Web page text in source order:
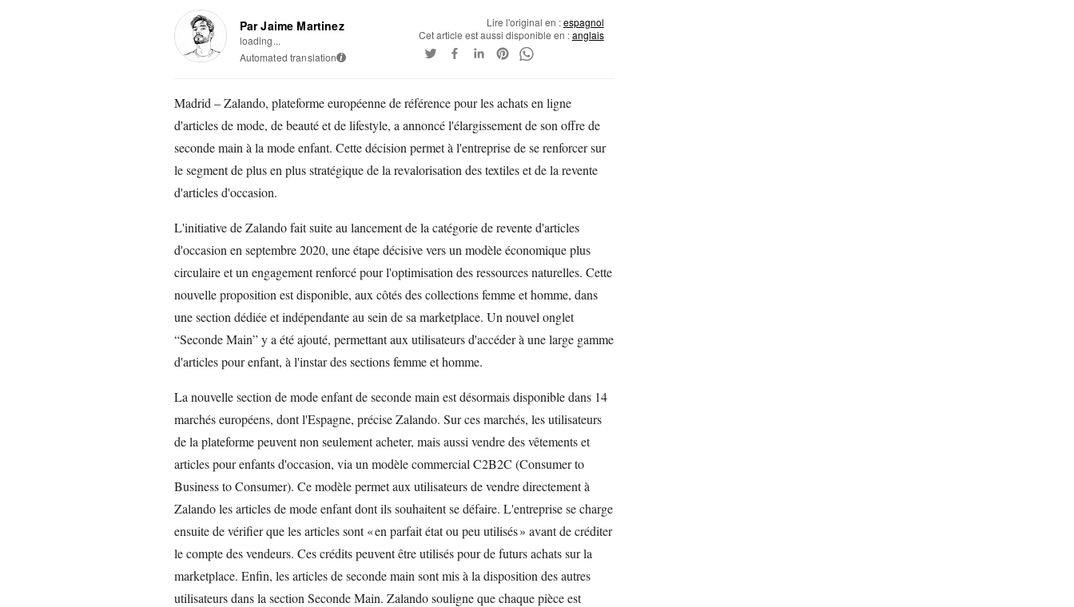
Par Jaime Martinez
loading...
Automated translation i
Lire l'original en :espagnol
Cet article est aussi disponible en :anglais
Madrid – Zalando, plateforme européenne de référence pour les achats en ligne
d'articles de mode, de beauté et de lifestyle, a annoncé l'élargissement de son offre de
seconde main à la mode enfant. Cette décision permet à l'entreprise de se renforcer sur
le segment de plus en plus stratégique de la revalorisation des textiles et de la revente
d'articles d'occasion.
L'initiative de Zalando fait suite au lancement de la catégorie de revente d'articles
d'occasion en septembre 2020, une étape décisive vers un modèle économique plus
circulaire et un engagement renforcé pour l'optimisation des ressources naturelles. Cette
nouvelle proposition est disponible, aux côtés des collections femme et homme, dans
une section dédiée et indépendante au sein de sa marketplace. Un nouvel onglet
“Seconde Main” y a été ajouté, permettant aux utilisateurs d'accéder à une large gamme
d'articles pour enfant, à l'instar des sections femme et homme.
La nouvelle section de mode enfant de seconde main est désormais disponible dans 14
marchés européens, dont l'Espagne, précise Zalando. Sur ces marchés, les utilisateurs
de la plateforme peuvent non seulement acheter, mais aussi vendre des vêtements et
articles pour enfants d'occasion, via un modèle commercial C2B2C (Consumer to
Business to Consumer). Ce modèle permet aux utilisateurs de vendre directement à
Zalando les articles de mode enfant dont ils souhaitent se défaire. L'entreprise se charge
ensuite de vérifier que les articles sont « en parfait état ou peu utilisés » avant de créditer
le compte des vendeurs. Ces crédits peuvent être utilisés pour de futurs achats sur la
marketplace. Enfin, les articles de seconde main sont mis à la disposition des autres
utilisateurs dans la section Seconde Main. Zalando souligne que chaque pièce est